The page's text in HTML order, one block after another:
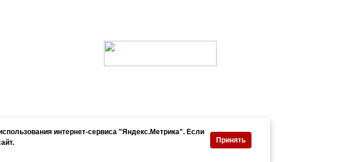
интернет-сервиса "Яндекс.Метрика". Если
Принять